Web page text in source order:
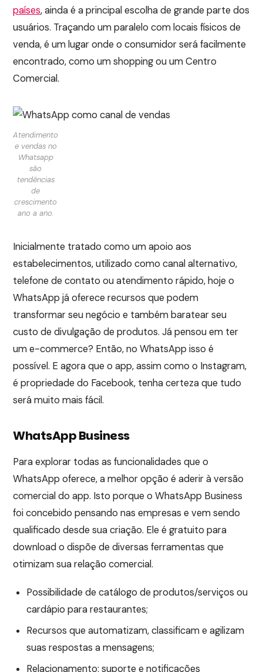
países, ainda é a principal escolha de grande parte dos
usuários. Traçando um paralelo com locais físicos de
venda, é um lugar onde o consumidor será facilmente
encontrado, como um shopping ou um Centro
Comercial.
Atendimento
e vendas no
Whatsapp
são
tendências
de
crescimento
ano a ano.
Inicialmente tratado como um apoio aos
estabelecimentos, utilizado como canal alternativo,
telefone de contato ou atendimento rápido, hoje o
WhatsApp já oferece recursos que podem
transformar seu negócio e também baratear seu
custo de divulgação de produtos. Já pensou em ter
um e-commerce? Então, no WhatsApp isso é
possível. E agora que o app, assim como o Instagram,
é propriedade do Facebook, tenha certeza que tudo
será muito mais fácil.
WhatsApp Business
Para explorar todas as funcionalidades que o
WhatsApp oferece, a melhor opção é aderir à versão
comercial do app. Isto porque o WhatsApp Business
foi concebido pensando nas empresas e vem sendo
qualificado desde sua criação. Ele é gratuito para
download o dispõe de diversas ferramentas que
otimizam sua relação comercial.
Possibilidade de catálogo de produtos/serviços ou
cardápio para restaurantes;
Recursos que automatizam, classificam e agilizam
suas respostas a mensagens;
Relacionamento: suporte e notificações